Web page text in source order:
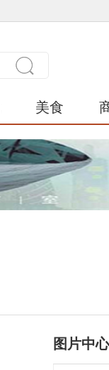
美食
图片中心